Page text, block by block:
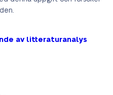
av litteraturanalys